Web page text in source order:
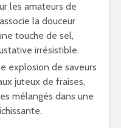
les amateurs de
la douceur
touche de sel,
irrésistible.
explosion de saveurs
juteux de fraises,
mélangés dans une